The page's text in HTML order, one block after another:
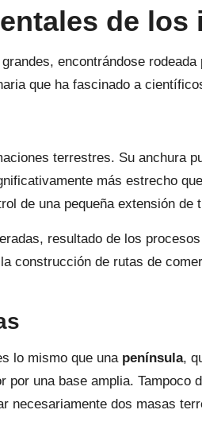
de los
encontrándose
que ha fascinado a
terrestres. Su anchura
más estrecho
de una pequeña extensión de
resultado de los
construcción de rutas de
lo mismo que una península,
una base amplia. Tampoco
necesariamente dos masas